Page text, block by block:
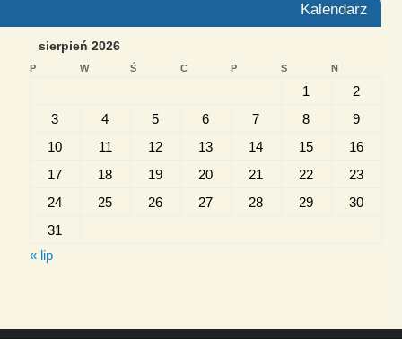
Kalendarz
sierpień 2026
P W Ś C P S N
1
2
3
4 5 6 7 8
9
10
11 12 13 14 15
16
17
18 19 20 21 22
23
24
25 26 27 28 29
30
31
« lip